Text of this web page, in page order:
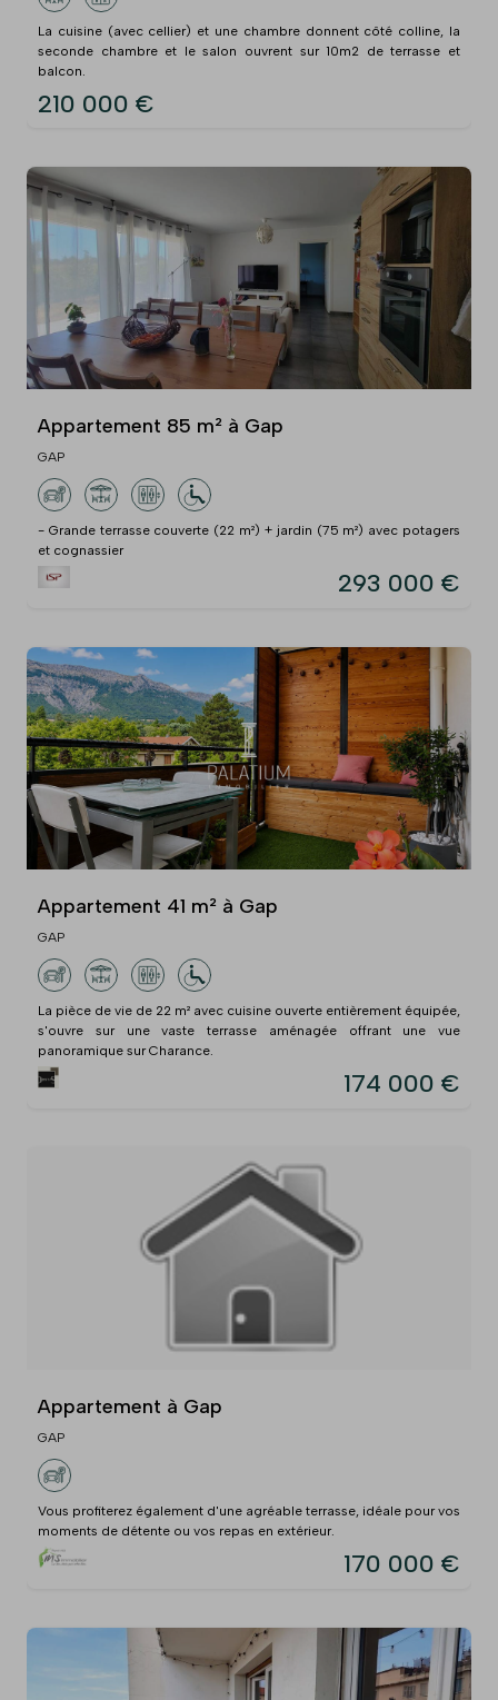
La cuisine (avec cellier) et une chambre donnent côté colline, la
seconde chambre et le salon ouvrent sur 10m2 de terrasse et
balcon.
210 000 €
Appartement 85 m² à Gap
GAP
- Grande terrasse couverte (22 m²) + jardin (75 m²) avec potagers
et cognassier
293 000 €
Appartement 41 m² à Gap
GAP
La pièce de vie de 22 m² avec cuisine ouverte entièrement équipée,
s'ouvre sur une vaste terrasse aménagée offrant une vue
panoramique sur Charance.
174 000 €
Appartement à Gap
GAP
Vous profiterez également d'une agréable terrasse, idéale pour vos
moments de détente ou vos repas en extérieur.
170 000 €